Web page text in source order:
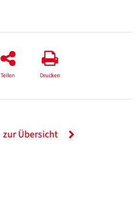
Teilen Drucken
zur Übersicht